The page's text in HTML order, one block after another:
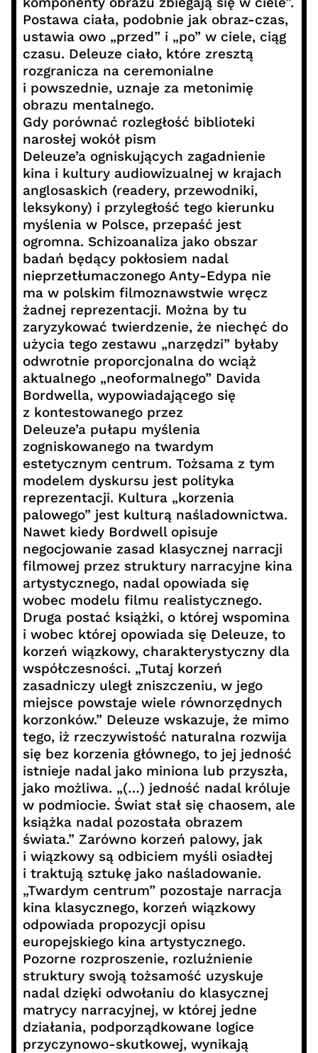
Postawa ciała, podobnie jak obraz-czas,
ustawia owo „przed” i „po” w ciele, ciąg
czasu. Deleuze ciało, które zresztą
rozgranicza na ceremonialne
i powszednie, uznaje za metonimię
obrazu mentalnego.
Gdy porównać rozległość biblioteki
narosłej wokół pism
Deleuze’a ogniskujących zagadnienie
kina i kultury audiowizualnej w krajach
anglosaskich (readery, przewodniki,
leksykony) i przyległość tego kierunku
myślenia w Polsce, przepaść jest
ogromna. Schizoanaliza jako obszar
badań będący pokłosiem nadal
nieprzetłumaczonego Anty-Edypa nie
ma w polskim filmoznawstwie wręcz
żadnej reprezentacji. Można by tu
zaryzykować twierdzenie, że niechęć do
użycia tego zestawu „narzędzi” byłaby
odwrotnie proporcjonalna do wciąż
aktualnego „neoformalnego” Davida
Bordwella, wypowiadającego się
z kontestowanego przez
Deleuze’a pułapu myślenia
zogniskowanego na twardym
estetycznym centrum. Tożsama z tym
modelem dyskursu jest polityka
reprezentacji. Kultura „korzenia
palowego” jest kulturą naśladownictwa.
Nawet kiedy Bordwell opisuje
negocjowanie zasad klasycznej narracji
filmowej przez struktury narracyjne kina
artystycznego, nadal opowiada się
wobec modelu filmu realistycznego.
Druga postać książki, o której wspomina
i wobec której opowiada się Deleuze, to
korzeń wiązkowy, charakterystyczny dla
współczesności. „Tutaj korzeń
zasadniczy uległ zniszczeniu, w jego
miejsce powstaje wiele równorzędnych
korzonków.” Deleuze wskazuje, że mimo
tego, iż rzeczywistość naturalna rozwija
się bez korzenia głównego, to jej jedność
istnieje nadal jako miniona lub przyszła,
jako możliwa. „(…) jedność nadal króluje
w podmiocie. Świat stał się chaosem, ale
książka nadal pozostała obrazem
świata.” Zarówno korzeń palowy, jak
i wiązkowy są odbiciem myśli osiadłej
i traktują sztukę jako naśladowanie.
„Twardym centrum” pozostaje narracja
kina klasycznego, korzeń wiązkowy
odpowiada propozycji opisu
europejskiego kina artystycznego.
Pozorne rozproszenie, rozluźnienie
struktury swoją tożsamość uzyskuje
nadal dzięki odwołaniu do klasycznej
matrycy narracyjnej, w której jedne
działania, podporządkowane logice
przyczynowo-skutkowej, wynikają